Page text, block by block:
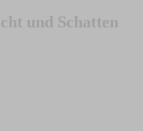
und Schatten